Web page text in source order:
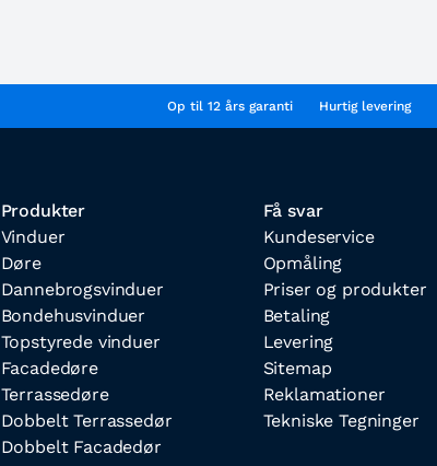
Op til 12 års garanti Hurtig levering
Produkter
Vinduer
Døre
Dannebrogsvinduer
Bondehusvinduer
Topstyrede vinduer
Facadedøre
Terrassedøre
Dobbelt Terrassedør
Dobbelt Facadedør
Få svar
Kundeservice
Opmåling
Priser og produkter
Betaling
Levering
Sitemap
Reklamationer
Tekniske Tegninger